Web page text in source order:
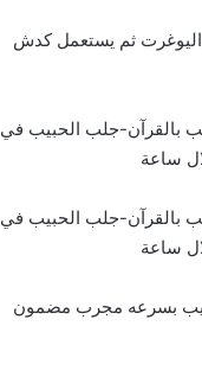
اليوغرت ثم يستعمل كدش
بالقرآن-جلب الحبيب في
ساعة
بالقرآن-جلب الحبيب في
ساعة
بسرعه مجرب مضمون